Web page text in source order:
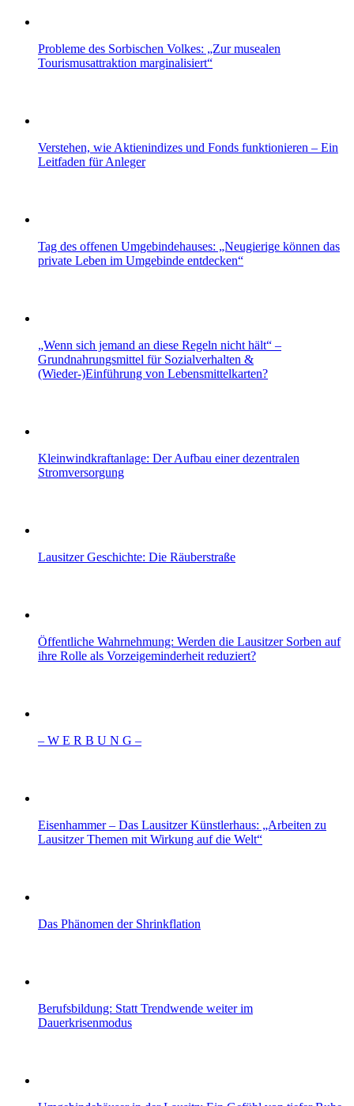
Probleme des Sorbischen Volkes: „Zur musealen
Tourismusattraktion marginalisiert“
Verstehen, wie Aktienindizes und Fonds funktionieren – Ein
Leitfaden für Anleger
Tag des offenen Umgebindehauses: „Neugierige können das
private Leben im Umgebinde entdecken“
„Wenn sich jemand an diese Regeln nicht hält“ –
Grundnahrungsmittel für Sozialverhalten &
(Wieder-)Einführung von Lebensmittelkarten?
Kleinwindkraftanlage: Der Aufbau einer dezentralen
Stromversorgung
Lausitzer Geschichte: Die Räuberstraße
Öffentliche Wahrnehmung: Werden die Lausitzer Sorben auf
ihre Rolle als Vorzeigeminderheit reduziert?
– W Ε R Β U Ν G –
Eisenhammer – Das Lausitzer Künstlerhaus: „Arbeiten zu
Lausitzer Themen mit Wirkung auf die Welt“
Das Phänomen der Shrinkflation
Berufsbildung: Statt Trendwende weiter im
Dauerkrisenmodus